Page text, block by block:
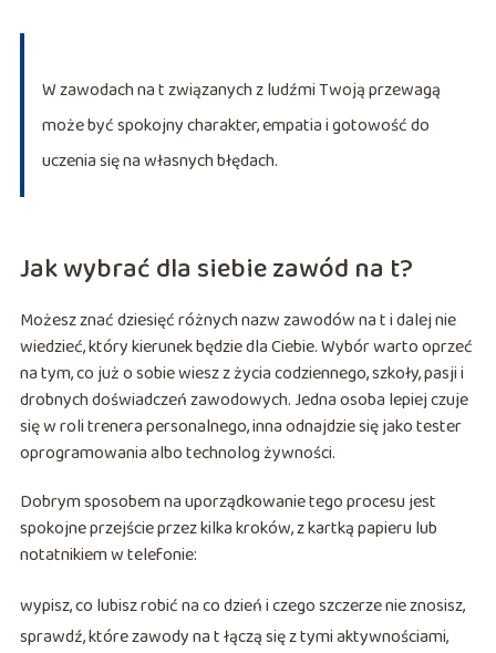
W zawodach na t związanych z ludźmi Twoją przewagą
może być spokojny charakter, empatia i gotowość do
uczenia się na własnych błędach.
Jak wybrać dla siebie zawód na t?
Możesz znać dziesięć różnych nazw zawodów na t i dalej nie
wiedzieć, który kierunek będzie dla Ciebie. Wybór warto oprzeć
na tym, co już o sobie wiesz z życia codziennego, szkoły, pasji i
drobnych doświadczeń zawodowych. Jedna osoba lepiej czuje
się w roli trenera personalnego, inna odnajdzie się jako tester
oprogramowania albo technolog żywności.
Dobrym sposobem na uporządkowanie tego procesu jest
spokojne przejście przez kilka kroków, z kartką papieru lub
notatnikiem w telefonie:
wypisz, co lubisz robić na co dzień i czego szczerze nie znosisz,
sprawdź, które zawody na t łączą się z tymi aktywnościami,